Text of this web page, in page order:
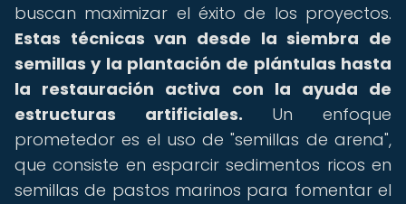
buscan maximizar el éxito de los proyectos.
Estas técnicas van desde la siembra de
semillas y la plantación de plántulas hasta
la restauración activa con la ayuda de
estructuras artificiales. Un enfoque
prometedor es el uso de "semillas de arena",
que consiste en esparcir sedimentos ricos en
semillas de pastos marinos para fomentar el